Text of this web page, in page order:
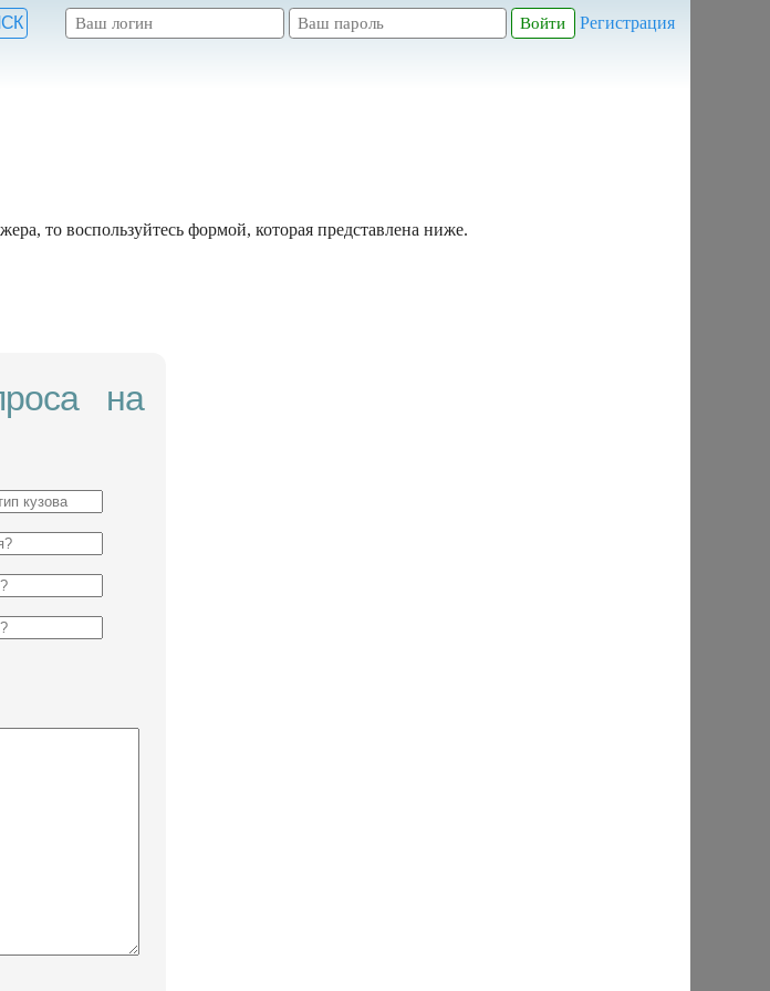
Регистрация
то воспользуйтесь формой, которая представлена ниже.
на